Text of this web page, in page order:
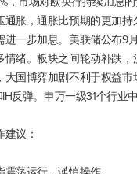
通胀，通胀比预期的更加
进一步加息。美联储公布9
情绪。板块之间轮动补跌
大国博弈加剧不利于权益
IH反弹。申万一级31个行业
建议：